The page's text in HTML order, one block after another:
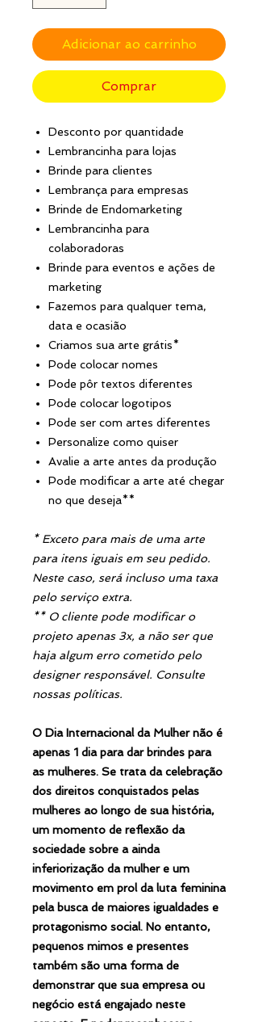
Adicionar ao carrinho
Comprar
Desconto por quantidade
Lembrancinha para lojas
Brinde para clientes
Lembrança para empresas
Brinde de Endomarketing
Lembrancinha para
colaboradoras
Brinde para eventos e ações de
marketing
Fazemos para qualquer tema,
data e ocasião
Criamos sua arte grátis*
Pode colocar nomes
Pode pôr textos diferentes
Pode colocar logotipos
Pode ser com artes diferentes
Personalize como quiser
Avalie a arte antes da produção
Pode modificar a arte até chegar
no que deseja**
* Exceto para mais de uma arte
para itens iguais em seu pedido.
Neste caso, será incluso uma taxa
pelo serviço extra.
** O cliente pode modificar o
projeto apenas 3x, a não ser que
haja algum erro cometido pelo
designer responsável. Consulte
nossas políticas.
O Dia Internacional da Mulher não é
apenas 1 dia para dar brindes para
as mulheres. Se trata da celebração
dos direitos conquistados pelas
mulheres ao longo de sua história,
um momento de reflexão da
sociedade sobre a ainda
inferiorização da mulher e um
movimento em prol da luta feminina
pela busca de maiores igualdades e
protagonismo social. No entanto,
pequenos mimos e presentes
também são uma forma de
demonstrar que sua empresa ou
negócio está engajado neste